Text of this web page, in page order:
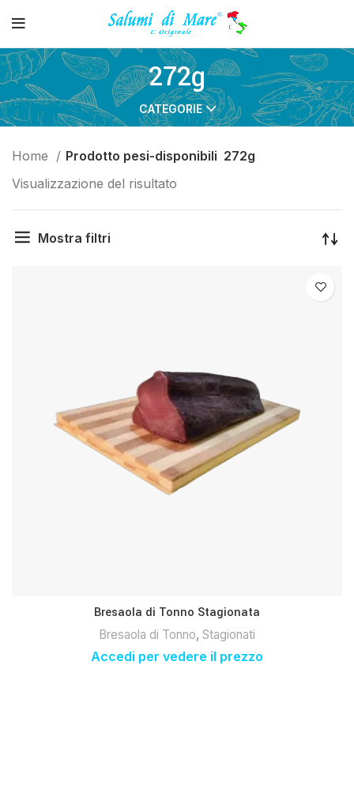
272g
CATEGORIE
Home Prodotto pesi-disponibili 272g
Visualizzazione del risultato
Mostra filtri
Bresaola di Tonno Stagionata
Bresaola di Tonno, Stagionati
Accedi per vedere il prezzo